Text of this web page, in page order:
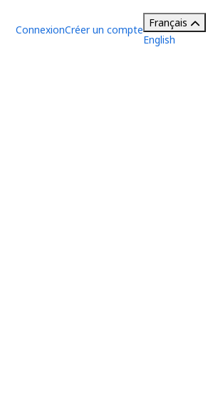
ConnexionCréer un compte
Français
English